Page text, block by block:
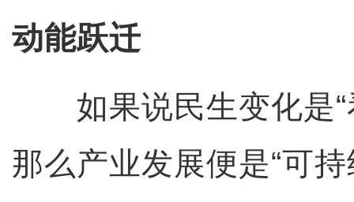
动能跃迁
如果说民生变化是“
那么产业发展便是“可